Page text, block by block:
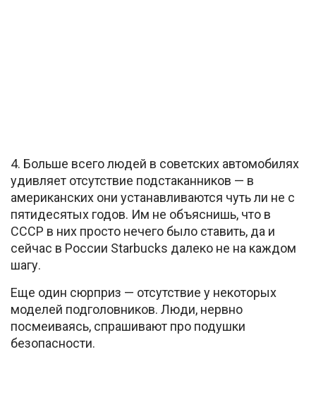
4. Больше всего людей в советских автомобилях
удивляет отсутствие подстаканников — в
американских они устанавливаются чуть ли не с
пятидесятых годов. Им не объяснишь, что в
СССР в них просто нечего было ставить, да и
сейчас в России Starbucks далеко не на каждом
шагу.
Еще один сюрприз — отсутствие у некоторых
моделей подголовников. Люди, нервно
посмеиваясь, спрашивают про подушки
безопасности.